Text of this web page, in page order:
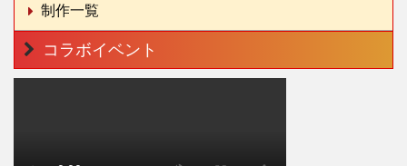
制作一覧
コラボイベント